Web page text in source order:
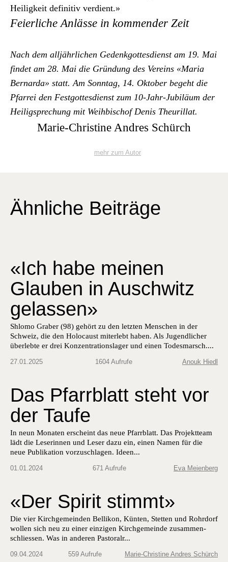
Heiligkeit defin­i­tiv ver­di­ent.»
Feierliche Anlässe in kommender Zeit
Nach dem alljährlichen Gedenkgottes­di­enst am 19. Mai
find­et am 28. Mai die Grün­dung des Vere­ins «Maria
Bernar­da» statt. Am Son­ntag, 14. Okto­ber bege­ht die
Pfar­rei den Fest­gottes­di­enst zum 10-Jahr-Jubiläum der
Heiligsprechung mit Wei­h­bischof Denis Theuril­lat.
Marie-Christine Andres Schürch
mehr zum Autor
Ähnliche Beiträge
«Ich habe meinen
Glauben in Auschwitz
gelassen»
Shlomo Graber (98) gehört zu den letzten Menschen in der
Schweiz, die den Holocaust miterlebt haben. Als Jugendlicher
überlebte er drei Konzentrationslager und einen Todesmarsch....
27.01.2025 1604 Aufrufe Anouk Hiedl
Das Pfarrblatt steht vor
der Taufe
In neun Monat­en erscheint das neue Pfar­rblatt. Das Pro­jek­t­team
lädt die Leserin­nen und Leser dazu ein, einen Namen für die
neue Pub­lika­tion vorzuschla­gen. Ideen...
01.01.2024 671 Aufrufe Eva Meienberg
«Der Spirit stimmt»
Die vier Kirchge­mein­den Bel­likon, Kün­ten, Stet­ten und Rohrdorf
wollen sich neu zu ein­er einzi­gen Kirchge­meinde zusam­men­
schliessen. Was in anderen Pas­toral­r...
09.04.2024 559 Aufrufe Marie-Christine Andres Schürch